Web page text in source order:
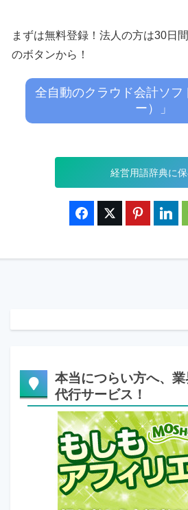
まずは無料登録！法人の方は30日
のボタンから！
全自動のクラウド会計ソフ
ー）」
経営用語辞典に
本当につらい方へ、
代行サービス！